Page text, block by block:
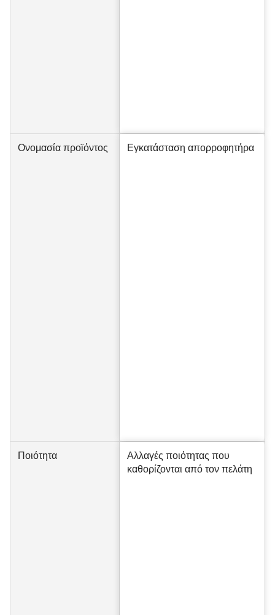
Ονομασία προϊόντος Εγκατάσταση απορροφητήρα
Ποιότητα
Αλλαγές ποιότητας που
καθορίζονται από τον πελάτη